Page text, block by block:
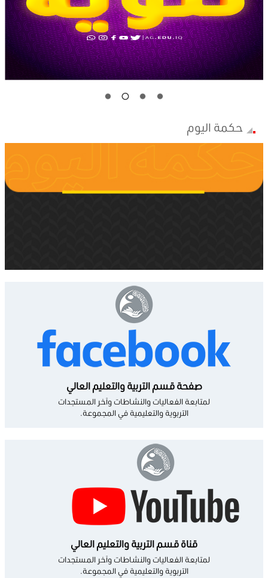
حكمة اليوم
صفحة قسم التربية والتعليم العالي
لمتابعة الفعاليات والنشاطات وآخر المستجدات
التربوية والتعليمية في المجموعة.
قناة قسم التربية والتعليم العالي
لمتابعة الفعاليات والنشاطات وآخر المستجدات
التربوية والتعليمية في المجموعة.